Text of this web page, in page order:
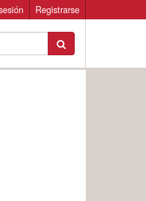
Registrarse